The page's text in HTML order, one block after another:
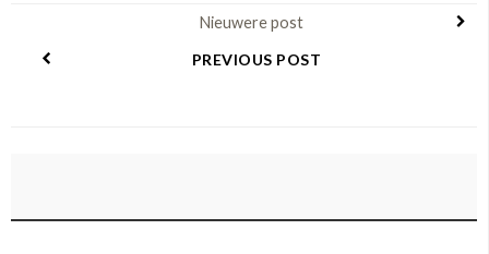
Nieuwere post
PREVIOUS POST